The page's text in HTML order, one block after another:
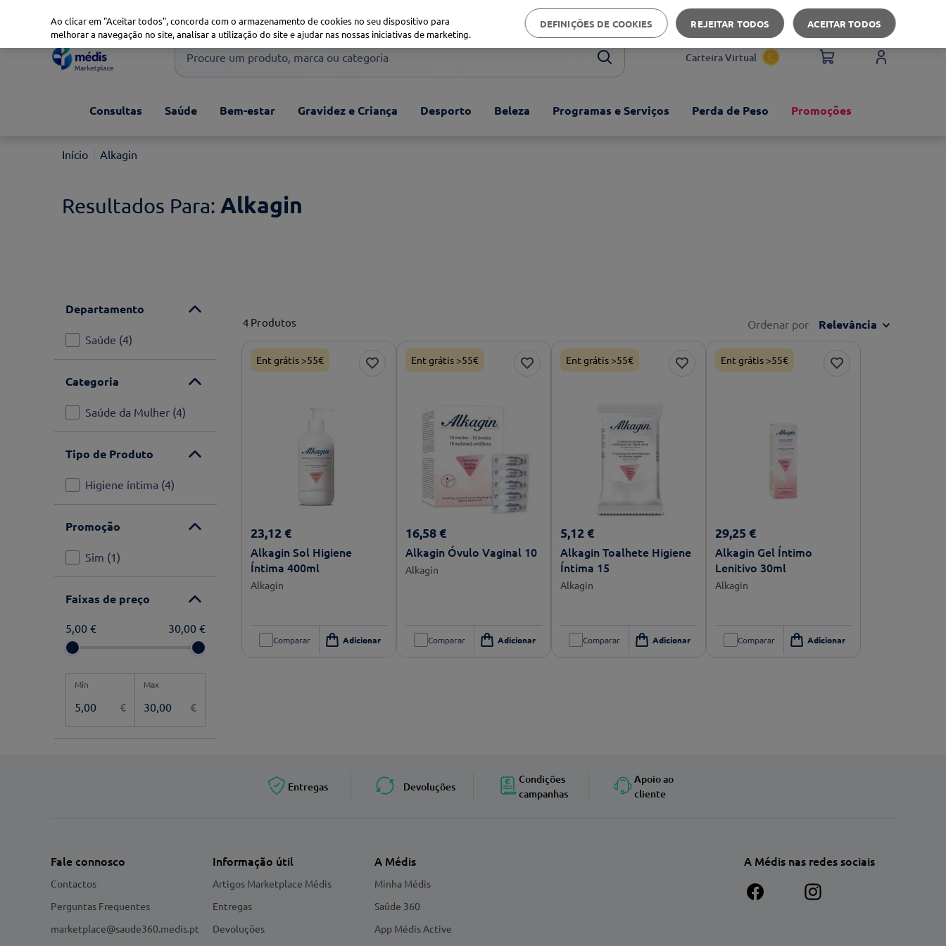
Apoio ao cliente
Procure um produto, marca ou categoria
1º xiaomi
Carteira Virtual
Consultas Saúde Bem-estar Gravidez e Criança Desporto Beleza Programas e Serviços Perda de Peso Promoções
Alkagin
Alkagin
Departamento
Saúde (4)
Categoria
Saúde da Mulher (4)
Tipo de Produto
Higiene íntima (4)
Promoção
Sim (1)
Faixas de preço
€ €
5,00 € 30,00 €
4 Produtos Ordenar por Relevância
Ent grátis >55€
23,12 €
Alkagin Sol Higiene
Íntima 400ml
Alkagin
Comparar
Ent grátis >55€
16,58 €
Alkagin Óvulo Vaginal 10
Alkagin
Comparar
Ent grátis >55€
5,12 €
Alkagin Toalhete Higiene
Íntima 15
Alkagin
Comparar
Ent grátis >55€
29,25 €
Alkagin Gel Íntimo
Lenitivo 30ml
Alkagin
Comparar
Entregas Devoluções
Condições
campanhas
Apoio ao
cliente
Fale connosco
Contactos
Perguntas Frequentes
marketplace@saude360.medis.pt
Informação útil
Artigos Marketplace Médis
Entregas
Devoluções
A Médis
Minha Médis
Saúde 360
App Médis Active
A Médis nas redes sociais
Ao clicar em "Aceitar todos", concorda com o armazenamento de cookies no seu dispositivo para
melhorar a navegação no site, analisar a utilização do site e ajudar nas nossas iniciativas de marketing.
DEFINIÇÕES DE COOKIES REJEITAR TODOS ACEITAR TODOS